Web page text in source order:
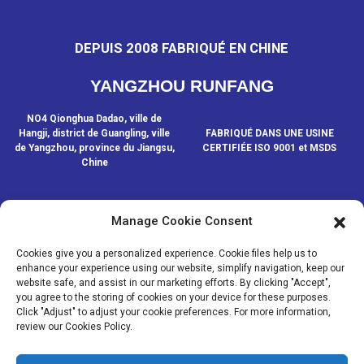
DEPUIS 2008 FABRIQUÉ EN CHINE
YANGZHOU RUNFANG
NO4 Qionghua Dadao, ville de
Hangji, district de Guangling, ville
de Yangzhou, province du Jiangsu,
Chine
FABRIQUÉ DANS UNE USINE
CERTIFIÉE ISO 9001 et MSDS
CONTACTEZ-NOUS
© COPYRIGHT - 2020-2024 : TOUS DROITS RÉSERVÉS.- Plan du
site- SitemapTrans - Recherche principale
MÉDIAS NOUVELLES
Manage Cookie Consent
Cookies give you a personalized experience. Cookie files help us to
enhance your experience using our website, simplify navigation, keep our
website safe, and assist in our marketing efforts. By clicking "Accept",
you agree to the storing of cookies on your device for these purposes.
Click "Adjust" to adjust your cookie preferences. For more information,
review our Cookies Policy.